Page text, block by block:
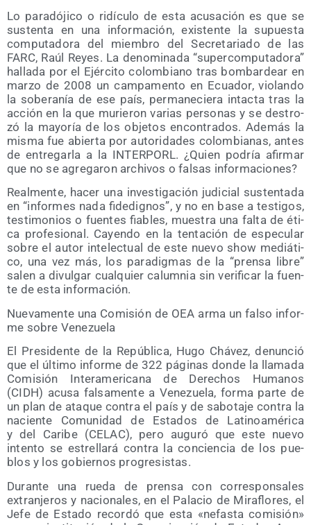
Lo para­dó­ji­co o ridícu­lo de esta acu­sa­ción es que se
sus­ten­ta en una infor­ma­ción, exis­ten­te la supues­ta
compu­tado­ra del miem­bro del Secre­ta­ria­do de las
FARC, Raúl Reyes. La deno­mi­na­da “super­compu­tado­ra”
halla­da por el Ejér­ci­to colom­biano tras bom­bar­dear en
mar­zo de 2008 un cam­pa­men­to en Ecua­dor, vio­lan­do
la sobe­ra­nía de ese país, per­ma­ne­cie­ra intac­ta tras la
acción en la que murie­ron varias per­so­nas y se des­tro­
zó la mayo­ría de los obje­tos encon­tra­dos. Ade­más la
mis­ma fue abier­ta por auto­ri­da­des colom­bia­nas, antes
de entre­gar­la a la INTERPORL. ¿Quien podría afir­mar
que no se agre­ga­ron archi­vos o fal­sas informaciones?
Real­men­te, hacer una inves­ti­ga­ción judi­cial sus­ten­ta­da
en “infor­mes nada fide­dig­nos”, y no en base a tes­ti­gos,
tes­ti­mo­nios o fuen­tes fia­bles, mues­tra una fal­ta de éti­
ca pro­fe­sio­nal. Cayen­do en la ten­ta­ción de espe­cu­lar
sobre el autor inte­lec­tual de este nue­vo show mediá­ti­
co, una vez más, los para­dig­mas de la “pren­sa libre”
salen a divul­gar cual­quier calum­nia sin veri­fi­car la fuen­
te de esta información.
Nue­va­men­te una Comi­sión de OEA arma un fal­so infor­
me sobre Venezuela
El Pre­si­den­te de la Repú­bli­ca, Hugo Chá­vez, denun­ció
que el últi­mo infor­me de 322 pági­nas don­de la lla­ma­da
Comi­sión Inter­ame­ri­ca­na de Dere­chos Huma­nos
(CIDH) acu­sa fal­sa­men­te a Vene­zue­la, for­ma par­te de
un plan de ata­que con­tra el país y de sabo­ta­je con­tra la
nacien­te Comu­ni­dad de Esta­dos de Lati­noa­mé­ri­ca
y del Cari­be (CELAC), pero augu­ró que este nue­vo
inten­to se estre­lla­rá con­tra la con­cien­cia de los pue­
blos y los gobier­nos progresistas.
Duran­te una rue­da de pren­sa con corres­pon­sa­les
extran­je­ros y nacio­na­les, en el Pala­cio de Mira­flo­res, el
Jefe de Esta­do recor­dó que esta «nefas­ta comi­sión»